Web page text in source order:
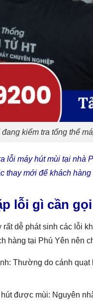
kiểm tra tổng thể
lỗi máy hút mùi tại nhà
thay mới để khách
lỗi gì cần
rất dễ phát sinh các lỗi
hàng tại Phú Yên nên
Thường do cánh
được mùi: Nguyên